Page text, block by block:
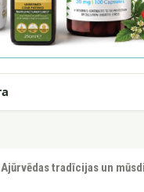
Ajūrvēdas tradīcijas un